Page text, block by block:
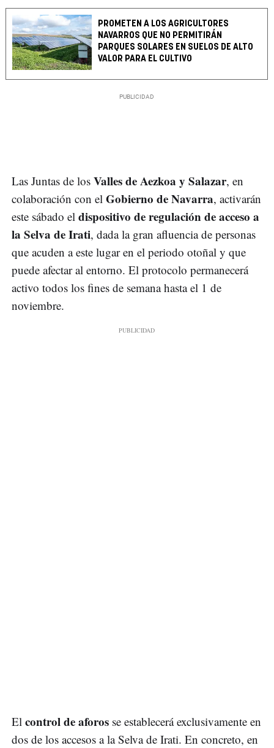
PROMETEN A LOS AGRICULTORES
NAVARROS QUE NO PERMITIRÁN
PARQUES SOLARES EN SUELOS DE ALTO
VALOR PARA EL CULTIVO
Las Juntas de los Valles de Aezkoa y Salazar, en
colaboración con el Gobierno de Navarra, activarán
este sábado el dispositivo de regulación de acceso a
la Selva de Irati, dada la gran afluencia de personas
que acuden a este lugar en el periodo otoñal y que
puede afectar al entorno. El protocolo permanecerá
activo todos los fines de semana hasta el 1 de
noviembre.
El control de aforos se establecerá exclusivamente en
dos de los accesos a la Selva de Irati. En concreto, en